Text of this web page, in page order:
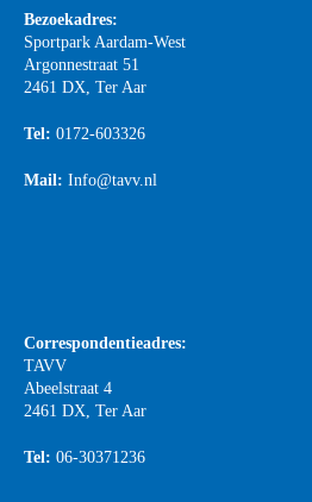
Bezoekadres:
Sportpark Aardam-West
Argonnestraat 51
2461 DX, Ter Aar
Tel: 0172-603326
Mail: Info@tavv.nl
Correspondentieadres:
TAVV
Abeelstraat 4
2461 DX, Ter Aar
Tel: 06-30371236